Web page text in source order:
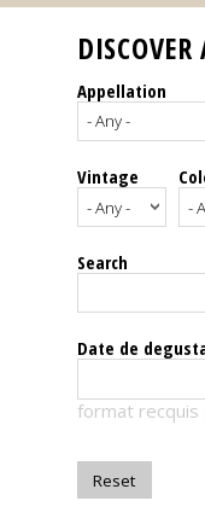
Our
events
Spirits
Tasting
reviews
The
magazine
Appellation
Vintage
Search
Date de
format recquis